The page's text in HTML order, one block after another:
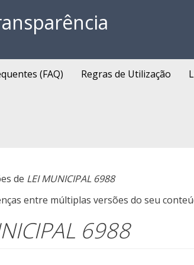
(FAQ) Regras de Utilização
de LEI MUNICIPAL 6988
entre múltiplas versões do seu
6988